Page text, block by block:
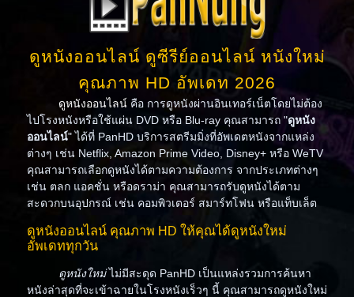
ดูหนังออนไลน์ ดูซีรีย์ออนไลน์ หนังใหม่
คุณภาพ HD อัพเดท 2026
ดูหนังออนไลน์ คือ การดูหนังผ่านอินเทอร์เน็ตโดยไม่ต้อง
ไปโรงหนังหรือใช้แผ่น DVD หรือ Blu-ray คุณสามารถ "ดูหนัง
ออนไลน์" ได้ที่ PanHD บริการสตรีมมิ่งที่อัพเดตหนังจากแหล่ง
ต่างๆ เช่น Netflix, Amazon Prime Video, Disney+ หรือ WeTV
คุณสามารถเลือกดูหนังได้ตามความต้องการ จากประเภทต่างๆ
เช่น ตลก แอคชั่น หรือดราม่า คุณสามารถรับดูหนังได้ตาม
สะดวกบนอุปกรณ์ เช่น คอมพิวเตอร์ สมาร์ทโฟน หรือแท็บเล็ต
ดูหนังออนไลน์ คุณภาพ HD ให้คุณได้ดูหนังใหม่
อัพเดททุกวัน
ดูหนังใหม่ไม่มีสะดุด PanHD เป็นแหล่งรวมการค้นหา
หนังล่าสุดที่จะเข้าฉายในโรงหนังเร็วๆ นี้ คุณสามารถดูหนังใหม่